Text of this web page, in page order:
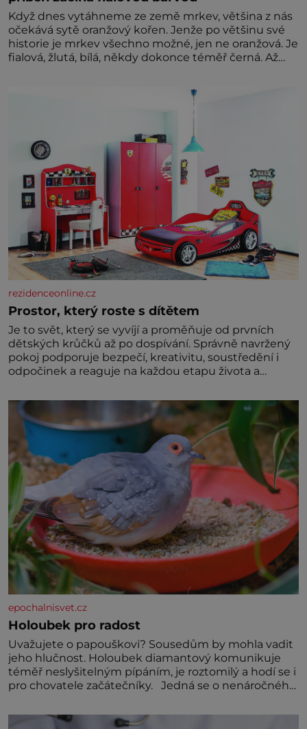
Když dnes vytáhneme ze země mrkev, většina z nás
očekává sytě oranžový kořen. Jenže po většinu své
historie je mrkev všechno možné, jen ne oranžová. Je
fialová, žlutá, bílá, někdy dokonce téměř černá. Až
nedokážeme představit. Její příběh je
rezidenceonline.cz
Prostor, který roste s dítětem
Je to svět, který se vyvíjí a proměňuje od prvních
dětských krůčků až po dospívání. Správně navržený
pokoj podporuje bezpečí, kreativitu, soustředění i
odpočinek a reaguje na každou etapu života a
jednoduchost, měkkost a bezpečí, proto by pokoj
miminka měl působit především klidně a útulně.
Předškolní věk je
epochalnisvet.cz
Holoubek pro radost
Uvažujete o papouškovi? Sousedům by mohla vadit
jeho hlučnost. Holoubek diamantový komunikuje
téměř neslyšitelným pípáním, je roztomilý a hodí se i
pro chovatele začátečníky. Jedná se o nenáročného
Hodně času tráví na zemi, kde sbírá zbytky semínek